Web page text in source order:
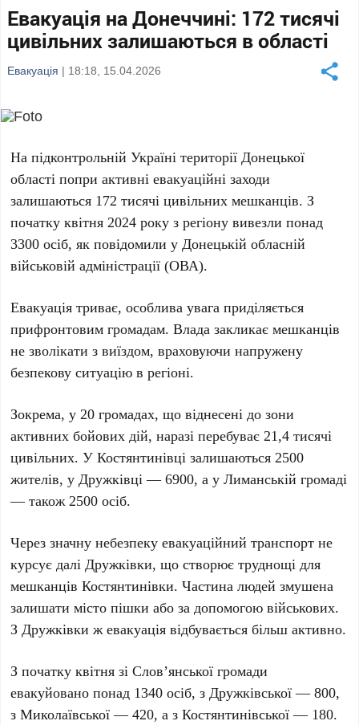
Евакуація на Донеччині: 172 тисячі
цивільних залишаються в області
Евакуація | 18:18, 15.04.2026
На підконтрольній Україні території Донецької
області попри активні евакуаційні заходи
залишаються 172 тисячі цивільних мешканців. З
початку квітня 2024 року з регіону вивезлипонад
3300 осіб, як повідомили у Донецькій обласній
військовій адміністрації (ОВА).
Евакуація триває, особлива увага приділяється
прифронтовим громадам. Влада закликає мешканців
не зволікати з виїздом, враховуючи напружену
безпекову ситуацію в регіоні.
Зокрема, у20 громадах, що віднесені до зони
активних бойових дій, наразі перебуває21,4 тисячі
цивільних. У Костянтинівці залишаються2500
жителів, у Дружківці —6900, а у Лиманській громаді
— також2500 осіб.
Через значну небезпеку евакуаційний транспорт не
курсує далі Дружківки, що створює труднощі для
мешканців Костянтинівки. Частина людей змушена
залишати місто пішки або за допомогою військових.
З Дружківки ж евакуація відбувається більш активно.
З початку квітня зі Слов’янської громади
евакуйованопонад 1340 осіб, з Дружківської —800,
з Миколаївської —420, а з Костянтинівської — 180.